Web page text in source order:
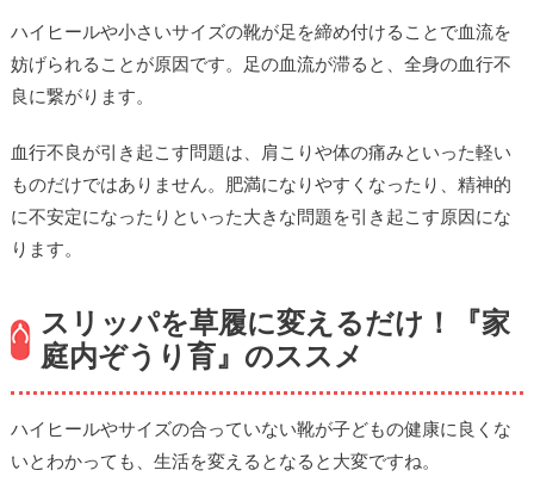
ハイヒールや小さいサイズの靴が足を締め付けることで血流を
妨げられることが原因です。足の血流が滞ると、全身の血行不
良に繋がります。
血行不良が引き起こす問題は、肩こりや体の痛みといった軽い
ものだけではありません。肥満になりやすくなったり、精神的
に不安定になったりといった大きな問題を引き起こす原因にな
ります。
スリッパを草履に変えるだけ！『家
庭内ぞうり育』のススメ
ハイヒールやサイズの合っていない靴が子どもの健康に良くな
いとわかっても、生活を変えるとなると大変ですね。